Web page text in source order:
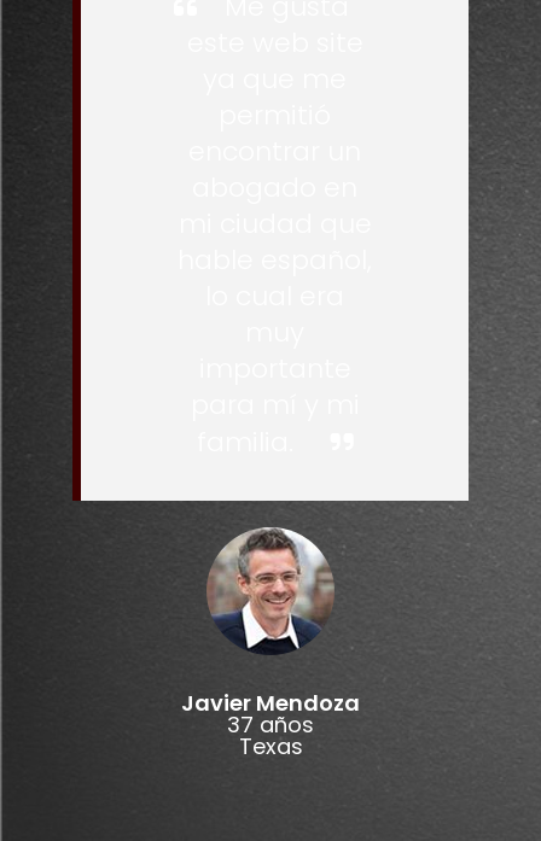
Javier Mendoza
37 años
Texas